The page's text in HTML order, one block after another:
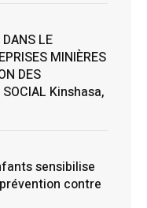
DANS LE
MINIÈRES
DES
SOCIAL Kinshasa,
sensibilise
contre